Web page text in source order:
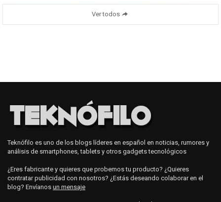
Ver todos
Teknófilo es uno de los blogs líderes en español en noticias, rumores y
análisis de smartphones, tablets y otros gadgets tecnológicos
¿Eres fabricante y quieres que probemos tu producto? ¿Quieres
contratar publicidad con nosotros? ¿Estás deseando colaborar en el
blog? Envíanos un mensaje